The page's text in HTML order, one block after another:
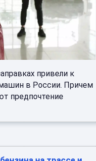
привели к
в России. Причем
предпочтение
на трассе и
кризис